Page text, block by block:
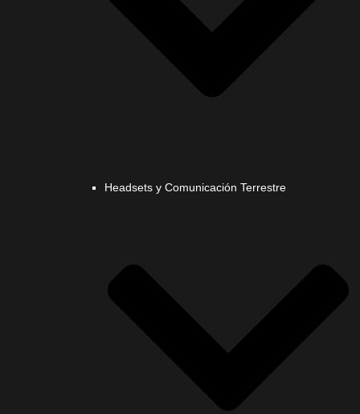
Headsets y Comunicación Terrestre